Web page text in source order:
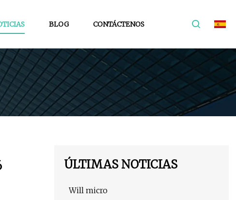
BLOG CONTÁCTENOS
ÚLTIMAS NOTICIAS
Will micro